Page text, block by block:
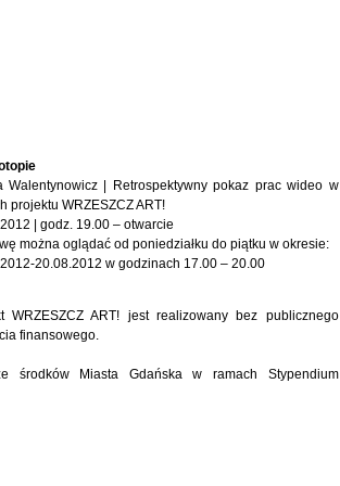
Walentynowicz | Retrospektywny pokaz prac wideo w
projektu WRZESZCZ ART!
| godz. 19.00 – otwarcie
można oglądać od poniedziałku do piątku w okresie:
20.08.2012 w godzinach 17.00 – 20.00
WRZESZCZ ART! jest realizowany bez publicznego
finansowego.
środków Miasta Gdańska w ramach Stypendium